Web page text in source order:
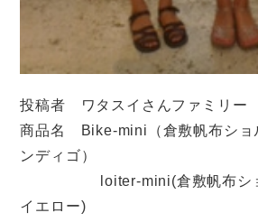
投稿者 ワタスイさんファミリー
商品名 Bike-mini（倉敷帆布ショ
ンディゴ）
loiter-mini(倉敷帆布ショル
イエロー)